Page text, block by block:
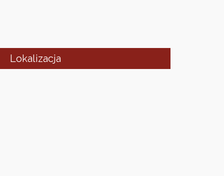
Lokalizacja